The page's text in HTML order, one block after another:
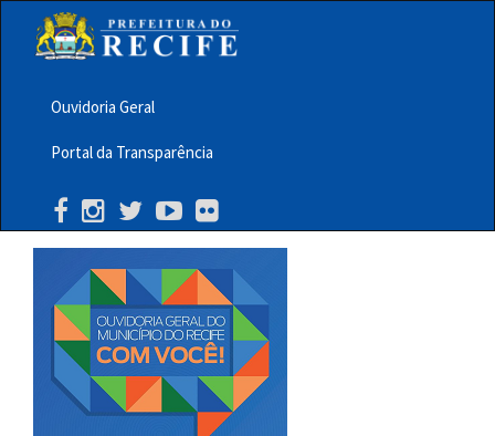
principalMenu
Barra
Topo
PCR
Ouvidoria Geral
Portal da Transparência